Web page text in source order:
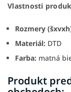
Vlastnosti
Rozmery
Materiál: DTD
Farba: matná
Produkt